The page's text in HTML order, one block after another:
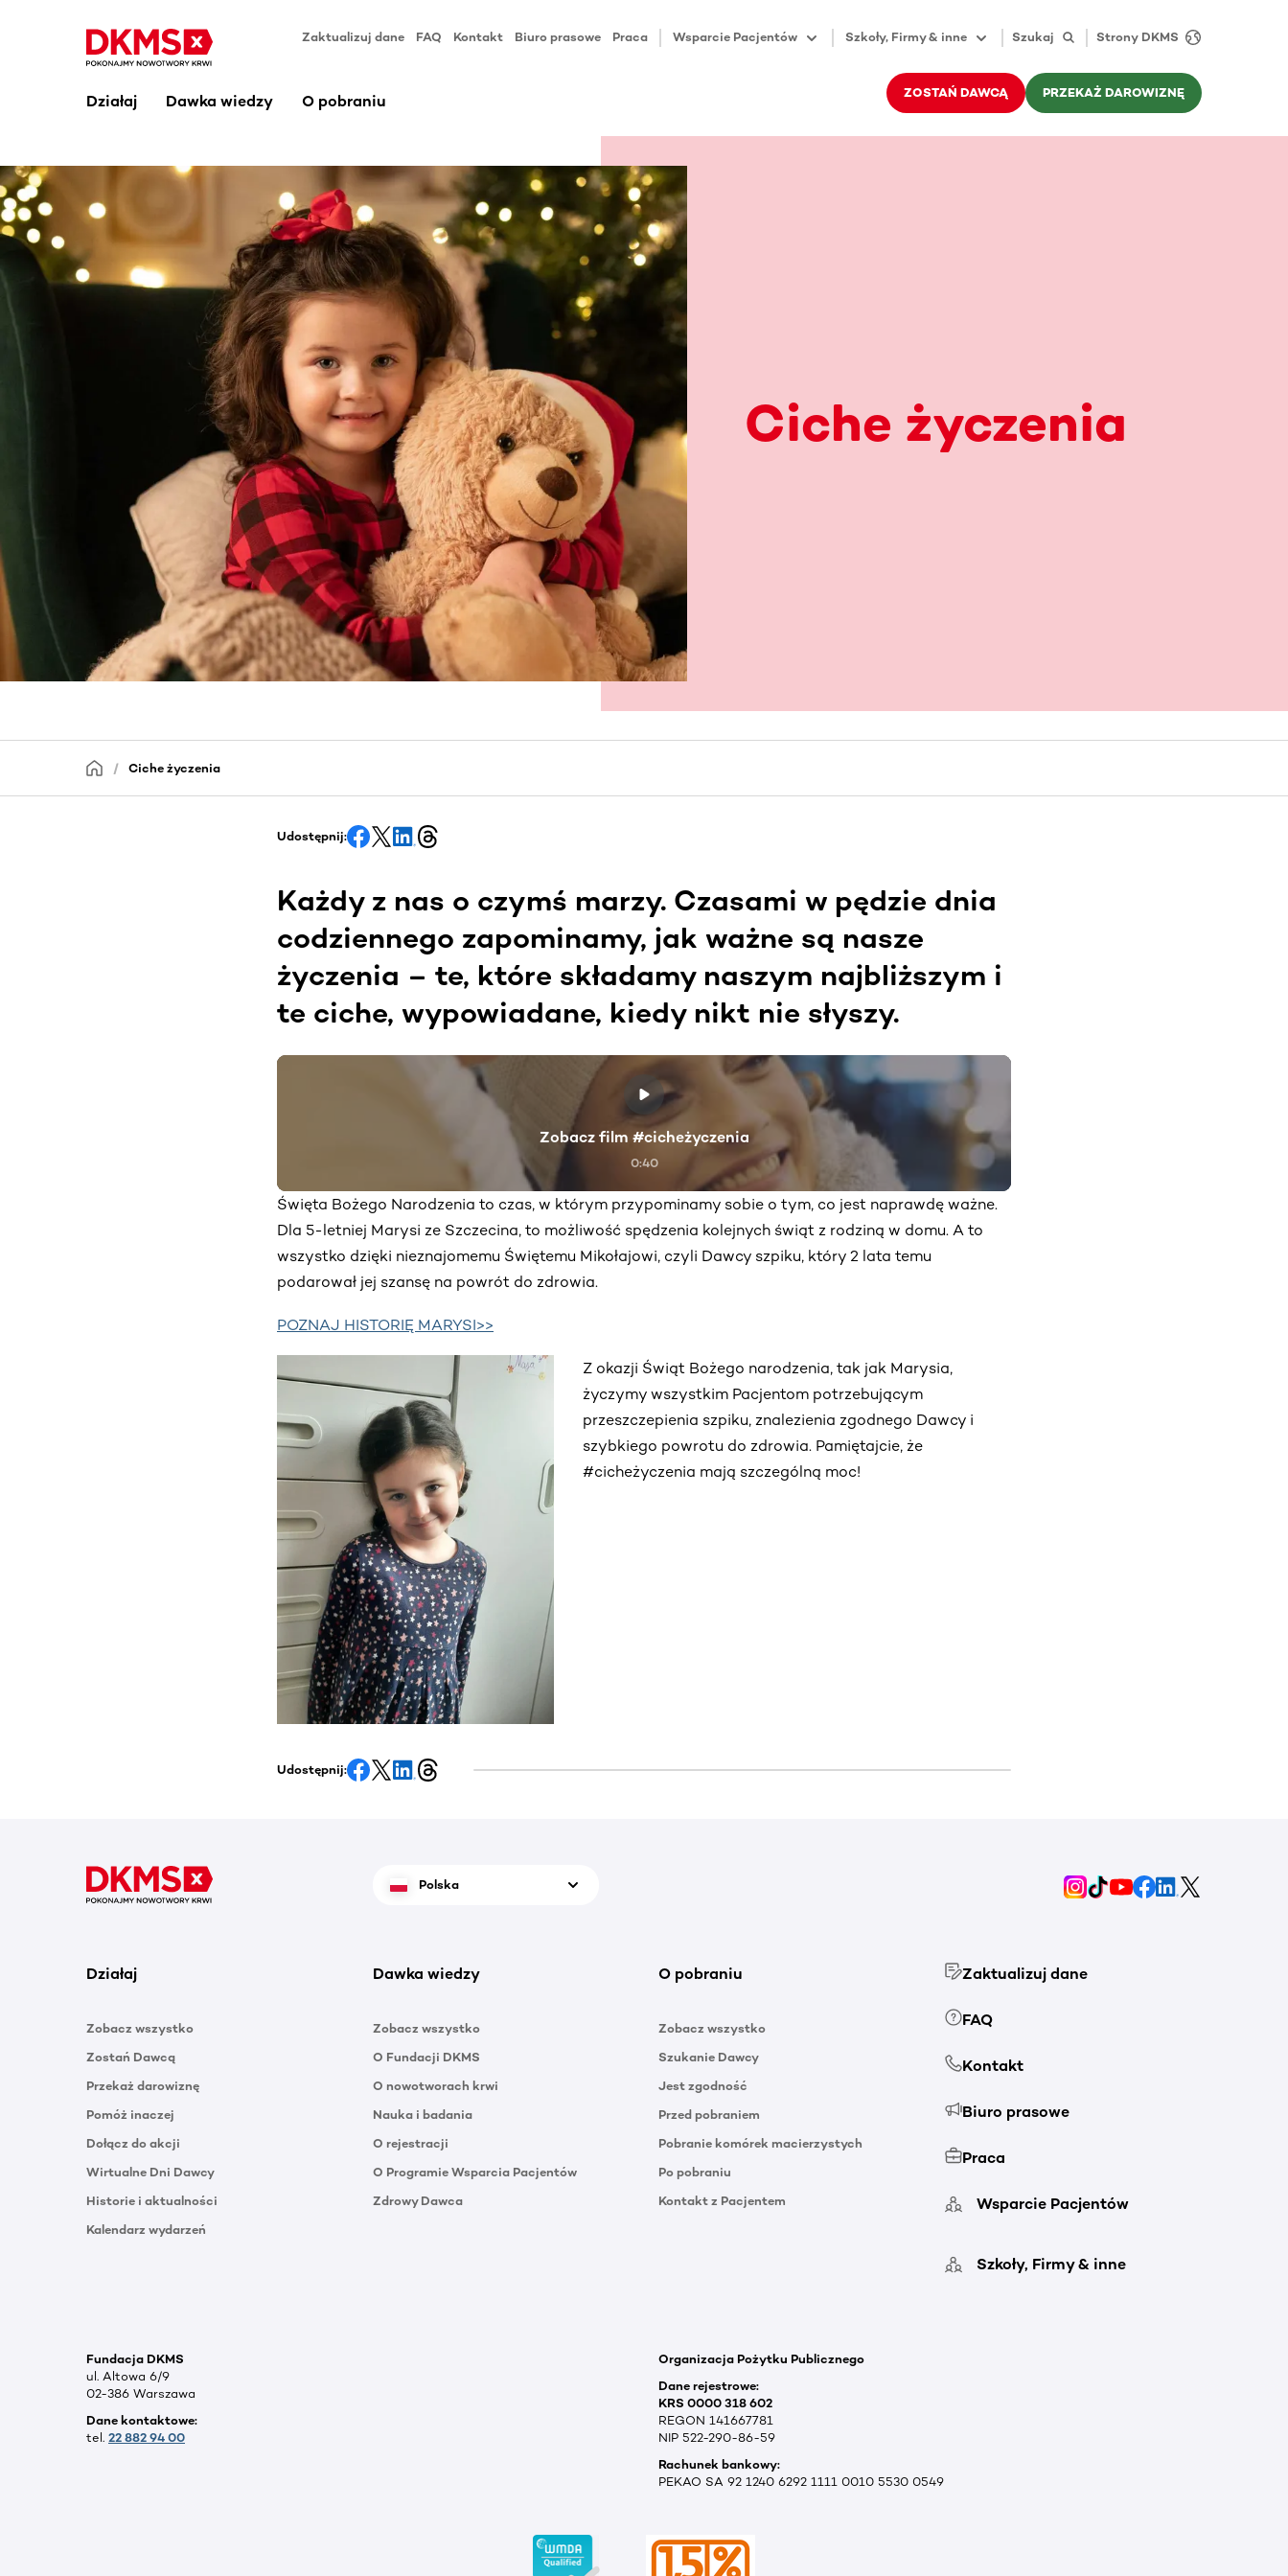
Zaktualizuj dane FAQ Kontakt Biuro prasowe Praca Wsparcie Pacjentów Szkoły, Firmy & inne Szukaj Strony DKMS
Działaj Dawka wiedzy O pobraniu ZOSTAŃ DAWCĄ PRZEKAŻ DAROWIZNĘ
Ciche życzenia
Ciche życzenia
Udostępnij:
Każdy z nas o czymś marzy. Czasami w pędzie dnia
codziennego zapominamy, jak ważne są nasze
życzenia – te, które składamy naszym najbliższym i
te ciche, wypowiadane, kiedy nikt nie słyszy.
Zobacz film #cicheżyczenia
0:40
Święta Bożego Narodzenia to czas, w którym przypominamy sobie o tym, co jest naprawdę ważne.
Dla 5-letniej Marysi ze Szczecina, to możliwość spędzenia kolejnych świąt z rodziną w domu. A to
wszystko dzięki nieznajomemu Świętemu Mikołajowi, czyli Dawcy szpiku, który 2 lata temu
podarował jej szansę na powrót do zdrowia.
POZNAJ HISTORIĘ MARYSI>>
Z okazji Świąt Bożego narodzenia, tak jak Marysia,
życzymy wszystkim Pacjentom potrzebującym
przeszczepienia szpiku, znalezienia zgodnego Dawcy i
szybkiego powrotu do zdrowia. Pamiętajcie, że
#cicheżyczenia mają szczególną moc!
Udostępnij:
Polska
Działaj
Zobacz wszystko
Zostań Dawcą
Przekaż darowiznę
Pomóż inaczej
Dołącz do akcji
Wirtualne Dni Dawcy
Historie i aktualności
Kalendarz wydarzeń
Dawka wiedzy
Zobacz wszystko
O Fundacji DKMS
O nowotworach krwi
Nauka i badania
O rejestracji
O Programie Wsparcia Pacjentów
Zdrowy Dawca
O pobraniu
Zobacz wszystko
Szukanie Dawcy
Jest zgodność
Przed pobraniem
Pobranie komórek macierzystych
Po pobraniu
Kontakt z Pacjentem
Zaktualizuj dane
FAQ
Kontakt
Biuro prasowe
Praca
Wsparcie Pacjentów
Szkoły, Firmy & inne
Fundacja DKMS
ul. Altowa 6/9
02-386 Warszawa
Dane kontaktowe:
tel. 22 882 94 00
Organizacja Pożytku Publicznego
Dane rejestrowe:
KRS 0000 318 602
REGON 141667781
NIP 522-290-86-59
Rachunek bankowy:
PEKAO SA 92 1240 6292 1111 0010 5530 0549